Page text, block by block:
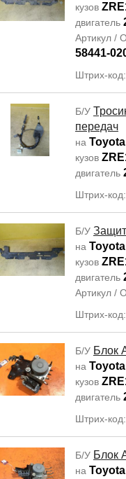
кузов
двигатель
Артикул /
58441-
Штрих-
Б/У
передач
на
кузов
двигатель
Штрих-
Б/У
на
кузов
двигатель
Артикул /
Штрих-
Б/У Блок
на
кузов
двигатель
Штрих-
Б/У Блок
на